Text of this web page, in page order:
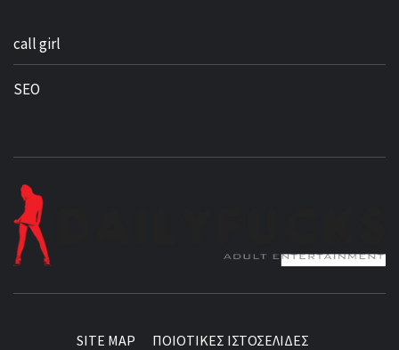
call girl
SEO
SITE MAP ΠΟΙΟΤΙΚΕΣ ΙΣΤΟΣΕΛΙΔΕΣ